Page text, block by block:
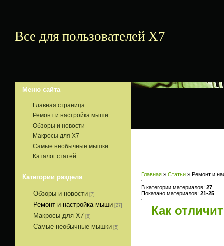
Все для пользователей X7
Меню сайта
Главная страница
Ремонт и настройка мыши
Обзоры и новости
Макросы для X7
Самые необычные мышки
Каталог статей
Категории раздела
Обзоры и новости [7]
Ремонт и настройка мыши [27]
Макросы для X7 [8]
Самые необычные мышки [5]
Главная » Статьи » Ремонт и
В категории материалов: 27
Показано материалов: 21-25
Как